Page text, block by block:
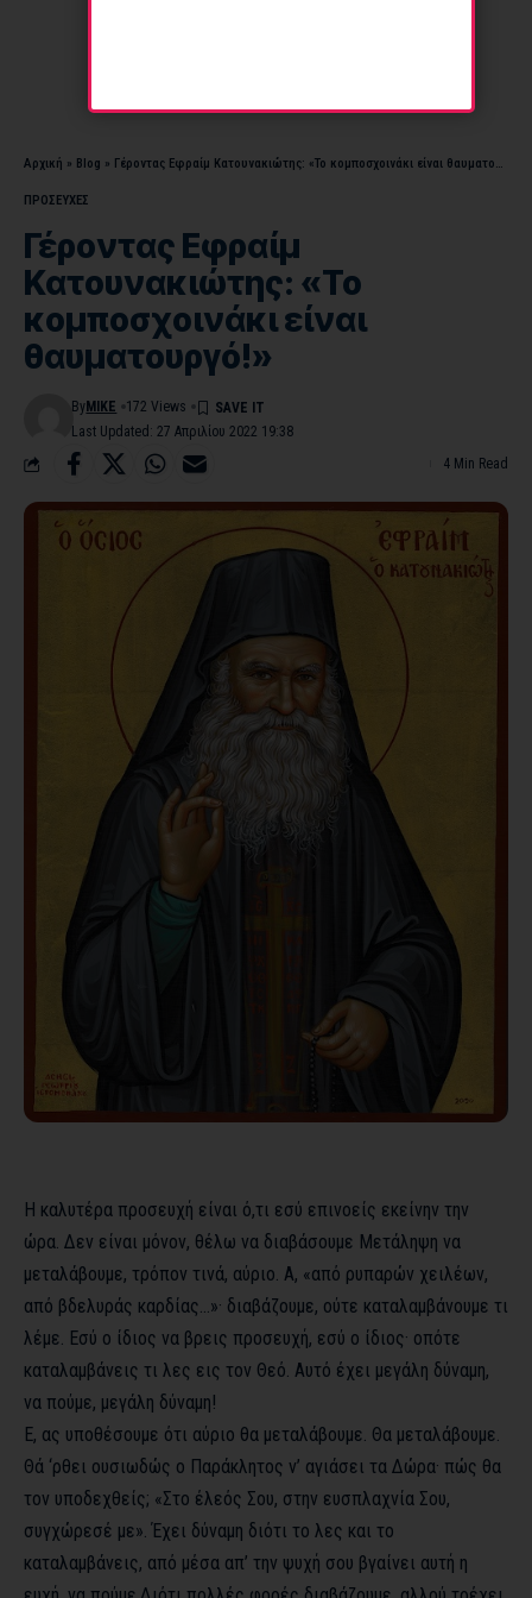
Αρχική » Blog » Γέροντας Εφραίμ Κατουνακιώτης: «Το κομποσχοινάκι είναι θαυματουργό!»
ΠΡΟΣΕΥΧΕΣ
Γέροντας Εφραίμ
Κατουνακιώτης: «Το
κομποσχοινάκι είναι
θαυματουργό!»
Last Updated: 27 Απριλίου 2022 19:38
By MIKE 172 Views
4 Min Read
Η καλυτέρα προσευχή είναι ό,τι εσύ επινοείς εκείνην την
ώρα. Δεν είναι μόνον, θέλω να διαβάσουμε Μετάληψη να
μεταλάβουμε, τρόπον τινά, αύριο. Α, «από ρυπαρών χειλέων,
από βδελυράς καρδίας…»· διαβάζουμε, ούτε καταλαμβάνουμε τι
λέμε. Εσύ ο ίδιος να βρεις προσευχή, εσύ ο ίδιος· οπότε
καταλαμβάνεις τι λες εις τον Θεό. Αυτό έχει μεγάλη δύναμη,
να πούμε, μεγάλη δύναμη!
Ε, ας υποθέσουμε ότι αύριο θα μεταλάβουμε. Θα μεταλάβουμε.
Θά ‘ρθει ουσιωδώς ο Παράκλητος ν’ αγιάσει τα Δώρα· πώς θα
τον υποδεχθείς; «Στο έλεός Σου, στην ευσπλαχνία Σου,
συγχώρεσέ με». Έχει δύναμη διότι το λες και το
καταλαμβάνεις, από μέσα απ’ την ψυχή σου βγαίνει αυτή η